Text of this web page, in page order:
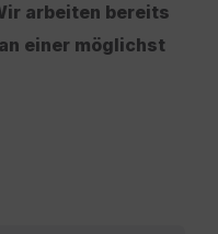
arbeiten bereits
einer möglichst